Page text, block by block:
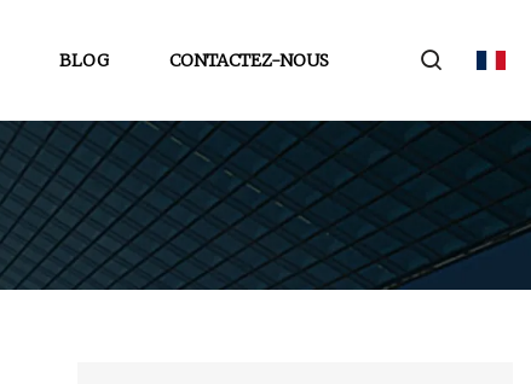
BLOG CONTACTEZ-NOUS